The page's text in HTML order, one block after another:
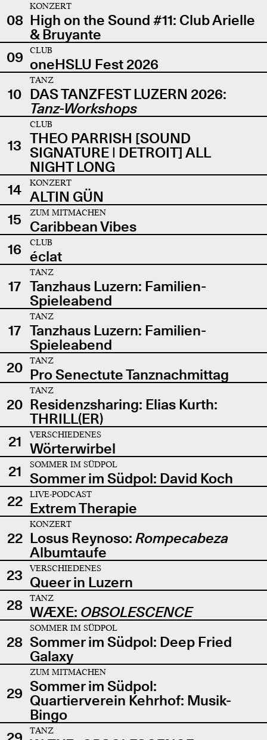
08
KONZERT
High on the Sound #11: Club Arielle
& Bruyante
09
CLUB
oneHSLU Fest 2026
10
TANZ
DAS TANZFEST LUZERN 2026:
Tanz-Workshops
13
CLUB
THEO PARRISH [SOUND
SIGNATURE | DETROIT] ALL
NIGHT LONG
14
KONZERT
ALTIN GÜN
15
ZUM MITMACHEN
Caribbean Vibes
16
CLUB
éclat
17
TANZ
Tanzhaus Luzern: Familien-
Spieleabend
17
TANZ
Tanzhaus Luzern: Familien-
Spieleabend
20
TANZ
Pro Senectute Tanznachmittag
20
TANZ
Residenzsharing: Elias Kurth:
THRILL(ER)
21
VERSCHIEDENES
Wörterwirbel
21
SOMMER IM SÜDPOL
Sommer im Südpol: David Koch
22
LIVE-PODCAST
Extrem Therapie
22
KONZERT
Losus Reynoso: Rompecabeza
Albumtaufe
23
VERSCHIEDENES
Queer in Luzern
28
TANZ
WÆXE: OBSOLESCENCE
28
SOMMER IM SÜDPOL
Sommer im Südpol: Deep Fried
Galaxy
29
ZUM MITMACHEN
Sommer im Südpol:
Quartierverein Kehrhof: Musik-
Bingo
TANZ